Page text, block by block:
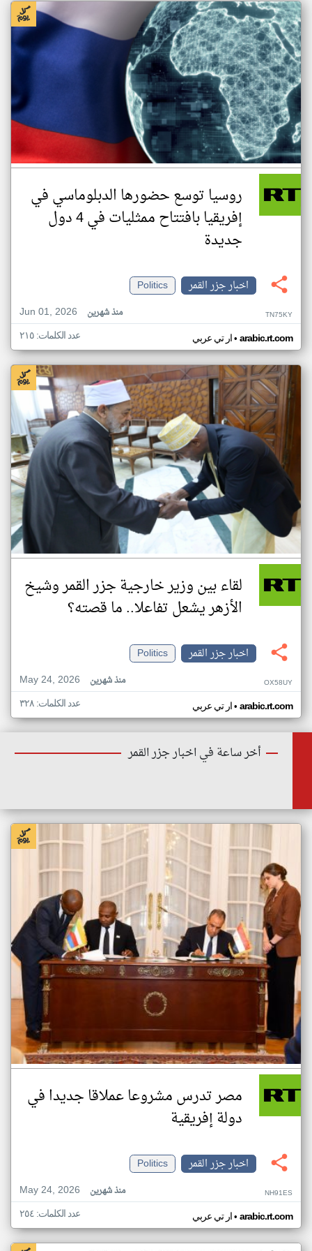
روسيا توسع حضورها الدبلوماسي في
إفريقيا بافتتاح ممثليات في 4 دول
جديدة
اخبار جزر القمر
Politics
Jun 01, 2026
منذ شهرين TN75KY
ار تي عربي• arabic.rt.com عدد الكلمات: ٢١٥
لقاء بين وزير خارجية جزر القمر وشيخ
الأزهر يشعل تفاعلا.. ما قصته؟
اخبار جزر القمر
Politics
May 24, 2026
منذ شهرين OX58UY
ار تي عربي• arabic.rt.com عدد الكلمات: ٣٢٨
أخر ساعة في اخبار جزر القمر
مصر تدرس مشروعا عملاقا جديدا في
دولة إفريقية
اخبار جزر القمر
Politics
May 24, 2026
منذ شهرين NH91ES
ار تي عربي• arabic.rt.com عدد الكلمات: ٢٥٤